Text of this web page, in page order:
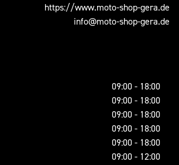
https://www.moto-shop-gera.de
info@moto-shop-gera.de
09:00 - 18:00
09:00 - 18:00
09:00 - 18:00
09:00 - 18:00
09:00 - 18:00
09:00 - 12:00